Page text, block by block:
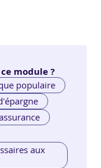
module ?
populaire
aux